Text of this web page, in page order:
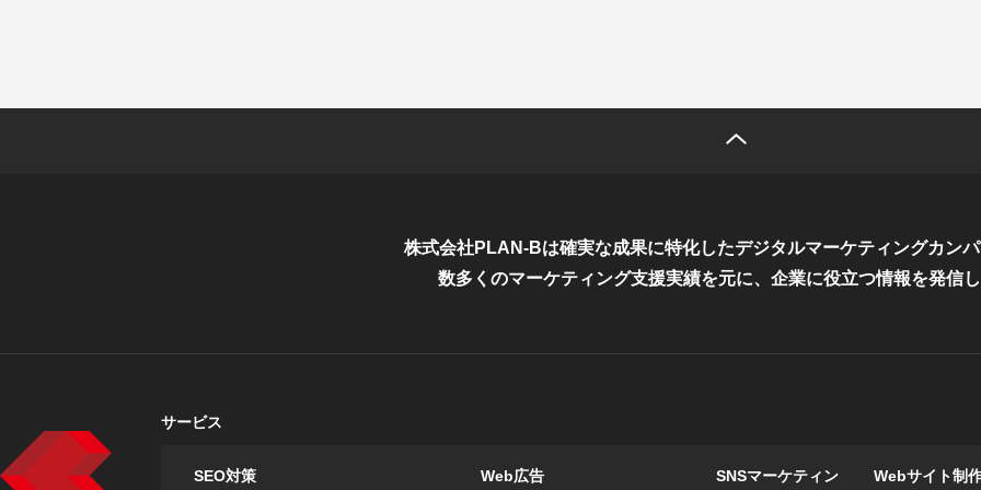
株式会社PLAN-Bは確実な成果に特化したデジタルマーケティングカン
数多くのマーケティング支援実績を元に、 企業に役立つ情報を発信
サービス
SEO対策 Web広告 SNSマーケティン Webサイト制